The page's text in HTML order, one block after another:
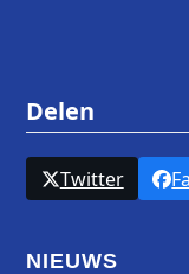
Delen
Twitter
NIEUWS